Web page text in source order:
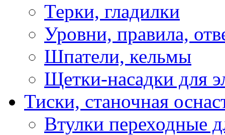
Терки, гладилки
Уровни, правила,
Шпатели, кельмы
Щетки-насадки для
Тиски, станочная
Втулки переходные